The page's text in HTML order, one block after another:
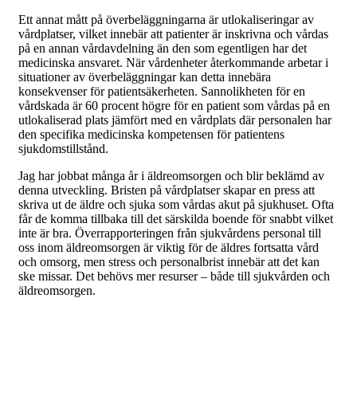
Ett annat mått på överbeläggningarna är utlokaliseringar av
vårdplatser, vilket innebär att patienter är inskrivna och vårdas
på en annan vårdavdelning än den som egentligen har det
medicinska ansvaret. När vårdenheter återkommande arbetar i
situationer av överbeläggningar kan detta innebära
konsekvenser för patientsäkerheten. Sannolikheten för en
vårdskada är 60 procent högre för en patient som vårdas på en
utlokaliserad plats jämfört med en vårdplats där personalen har
den specifika medicinska kompetensen för patientens
sjukdomstillstånd.
Jag har jobbat många år i äldreomsorgen och blir beklämd av
denna utveckling. Bristen på vårdplatser skapar en press att
skriva ut de äldre och sjuka som vårdas akut på sjukhuset. Ofta
får de komma tillbaka till det särskilda boende för snabbt vilket
inte är bra. Överrapporteringen från sjukvårdens personal till
oss inom äldreomsorgen är viktig för de äldres fortsatta vård
och omsorg, men stress och personalbrist innebär att det kan
ske missar. Det behövs mer resurser – både till sjukvården och
äldreomsorgen.